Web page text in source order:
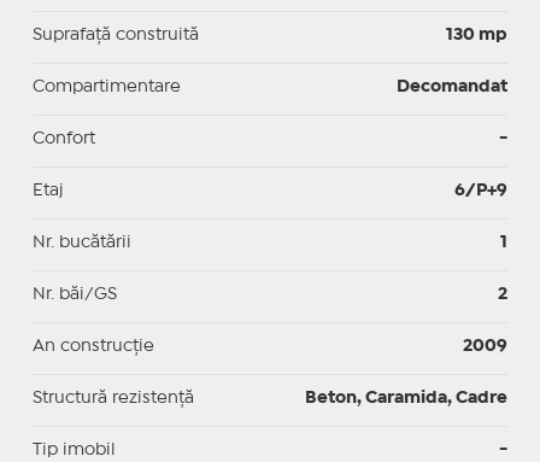
Suprafaţă construită 130 mp
Compartimentare Decomandat
Confort -
Etaj 6/P+9
Nr. bucătării 1
Nr. băi/GS 2
An construcție 2009
Structură rezistență Beton, Caramida, Cadre
Tip imobil -